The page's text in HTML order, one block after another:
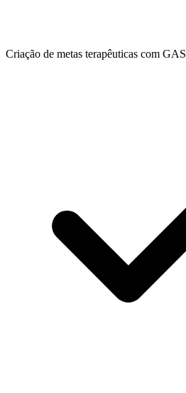
Criação de metas terapêuticas com GAS